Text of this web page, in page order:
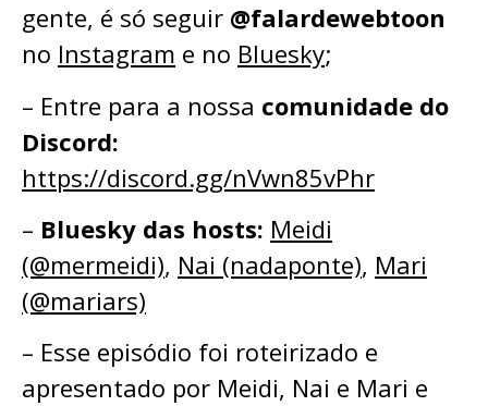
gente, é só seguir @falardewebtoon
no Instagram e no Bluesky;⁠⁠⁠⁠⁠
– ⁠⁠⁠⁠⁠Entre para a nossa comunidade do
Discord:
⁠⁠⁠⁠⁠⁠⁠⁠⁠⁠⁠⁠⁠https://discord.gg/nVwn85vPhr⁠⁠⁠⁠⁠⁠⁠⁠⁠⁠⁠⁠⁠
– Bluesky das hosts: ⁠⁠⁠⁠⁠Meidi
(@mermeidi)⁠⁠⁠⁠⁠, ⁠⁠⁠⁠⁠Nai (nadaponte)⁠⁠⁠⁠⁠, ⁠⁠⁠⁠⁠ Mari
(@mariars)⁠⁠⁠⁠⁠
– Esse episódio foi roteirizado e
apresentado por Meidi, Nai e Mari e